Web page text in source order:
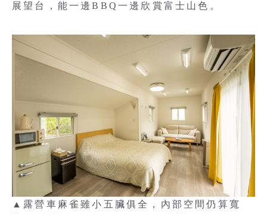
展望台，能一邊BBQ一邊欣賞富士山色。
▲露營車麻雀雖小五臟俱全，內部空間仍算寬